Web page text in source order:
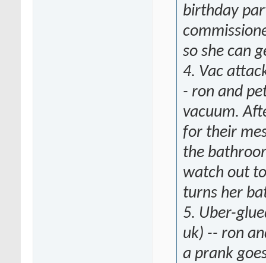
birthday
so she can
4. Vac
- ron and
vacuum.
for their
the
watch out
turns her
5. Uber-
uk) -- ron
a prank